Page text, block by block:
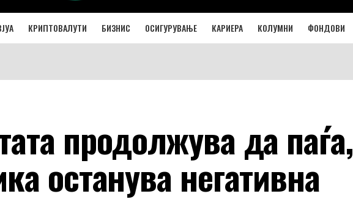
КРИПТОВАЛУТИ БИЗНИС ОСИГУРУВАЊЕ КАРИЕРА КОЛУМНИ ФОНДОВИ
продолжува да паѓа,
останува негативна